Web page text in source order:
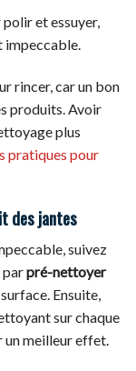
et essuyer,
impeccable.
rincer, car un bon
produits. Avoir
plus
pratiques pour
des jantes
suivez
parpré-nettoyer
Ensuite,
sur chaque
un meilleur effet.